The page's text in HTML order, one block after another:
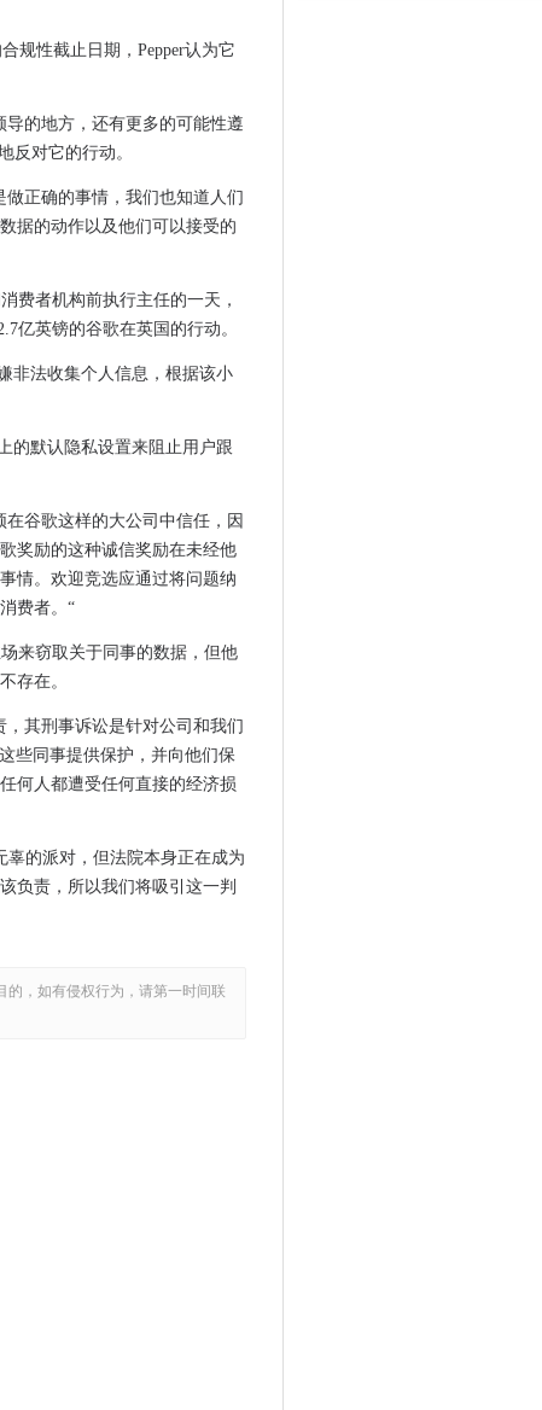
行重大修复
他们拥有多少粉丝
用户身份证
规性截止日期，Pepper认为它
的地方，还有更多的可能性遵
反对它的行动。
正确的事情，我们也知道人们
据的动作以及他们可以接受的
费者机构前执行主任的一天，
亿英镑的谷歌在英国的行动。
非法收集个人信息，根据该小
的默认隐私设置来阻止用户跟
谷歌这样的大公司中信任，因
奖励的这种诚信奖励在未经他
情。欢迎竞选应通过将问题纳
费者。“
来窃取关于同事的数据，但他
存在。
其刑事诉讼是针对公司和我们
些同事提供保护，并向他们保
何人都遭受任何直接的经济损
辜的派对，但法院本身正在成为
负责，所以我们将吸引这一判
的，如有侵权行为，请第一时间联